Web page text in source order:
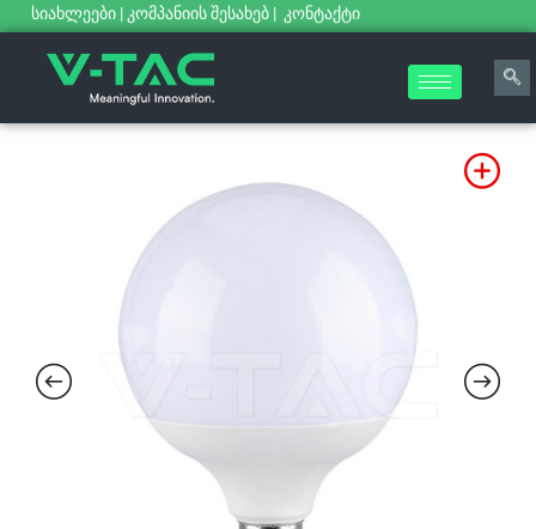
სიახლეები | კომპანიის შესახებ | კონტაქტი